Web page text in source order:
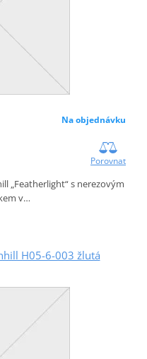
Na objednávku
Porovnat
„Featherlight“ s nerezovým
v…
H05-6-003 žlutá